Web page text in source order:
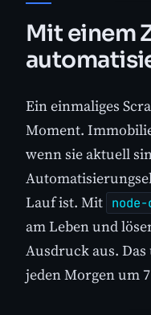
Mit einem
Ein einmaliges
Moment.
wenn sie aktuell
Lauf ist. Mit
am Leben und
Ausdruck aus.
jeden Morgen um